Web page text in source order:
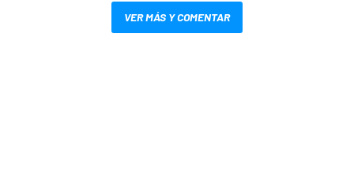
VER MÁS Y COMENTAR